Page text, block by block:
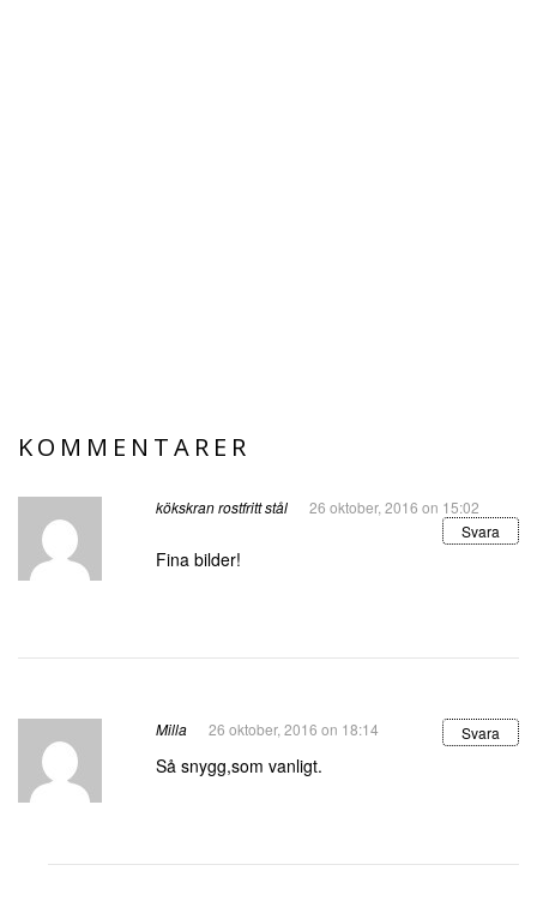
KOMMENTARER
kökskran rostfritt stål
26 oktober, 2016 on 15:02
Svara
Fina bilder!
Milla 26 oktober, 2016 on 18:14 Svara
Så snygg,som vanligt.